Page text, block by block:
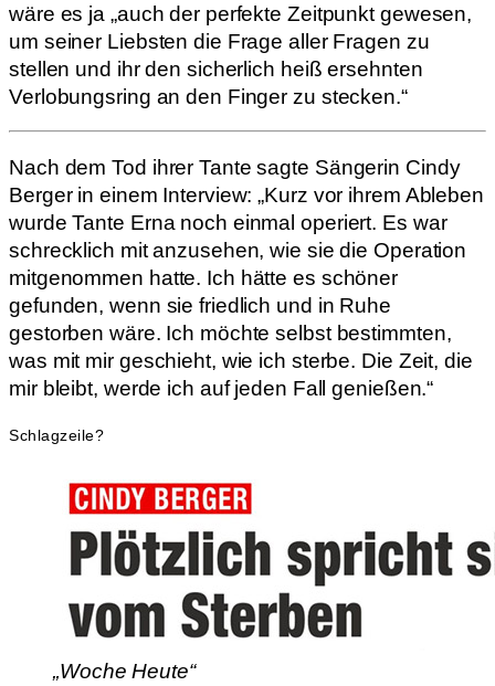
wäre es ja „auch der perfekte Zeitpunkt gewesen,
um seiner Liebsten die Frage aller Fragen zu
stellen und ihr den sicherlich heiß ersehnten
Verlobungsring an den Finger zu stecken.“
Nach dem Tod ihrer Tante sagte Sängerin Cindy
Berger in einem Interview: „Kurz vor ihrem Ableben
wurde Tante Erna noch einmal operiert. Es war
schrecklich mit anzusehen, wie sie die Operation
mitgenommen hatte. Ich hätte es schöner
gefunden, wenn sie friedlich und in Ruhe
gestorben wäre. Ich möchte selbst bestimmten,
was mit mir geschieht, wie ich sterbe. Die Zeit, die
mir bleibt, werde ich auf jeden Fall genießen.“
Schlagzeile?
„Woche Heute“